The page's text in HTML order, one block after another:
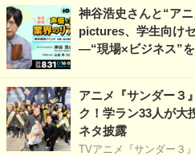
神谷浩史さんと“ア
pictures、学生向け
―“現場×ビジネス”
アニメ『サンダー３
ク！学ラン33人が大
ネタ披露
TVアニメ『サンダー３